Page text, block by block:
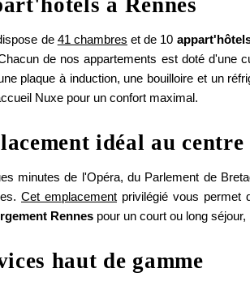
à Rennes
de 41 chambres et de 10
de nos appartements est doté d'une
plaque à induction, une bouilloire et un
Nuxe pour un confort maximal.
idéal au
minutes de l'Opéra, du Parlement de
Cet emplacement privilégié vous permet
Rennes pour un court ou long
haut de gamme